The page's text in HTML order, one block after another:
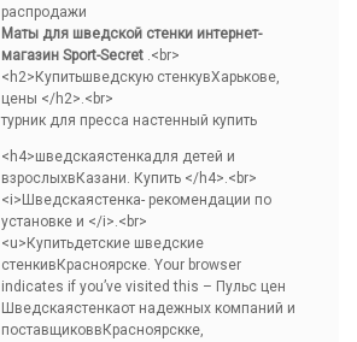
распродажи
Маты для шведской стенки интернет-
магазин Sport-Secret .<br>
<h2>Купитьшведскую стенкувХарькове,
цены </h2>.<br>
турник для пресса настенный купить
<h4>шведскаястенкадля детей и
взрослыхвКазани. Купить </h4>.<br>
<i>Шведскаястенка- рекомендации по
установке и </i>.<br>
<u>Купитьдетские шведские
стенкивКрасноярске. Your browser
indicates if you’ve visited this – Пульс цен
Шведскаястенкаот надежных компаний и
поставщиковвКрасноярскке,